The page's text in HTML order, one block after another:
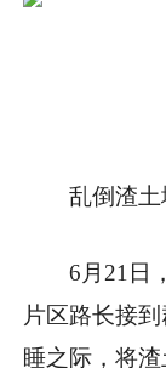
乱倒渣
6月21日
片区路长接
睡之际，将